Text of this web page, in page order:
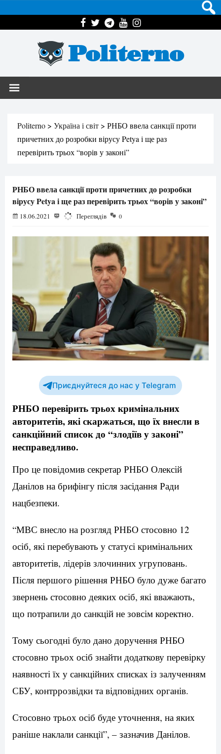
Politerno
Politerno > Україна і світ > РНБО ввела санкції проти
причетних до розробки вірусу Petya і ще раз
перевірить трьох “ворів у законі”
РНБО ввела санкції проти причетних до розробки
вірусу Petya і ще раз перевірить трьох “ворів у законі”
18.06.2021 1012 Переглядів 0
Приєднуйтеся до нас у Telegram
РНБО перевірить трьох кримінальних
авторитетів, які скаржаться, що їх внесли в
санкційний список до “злодіїв у законі”
несправедливо.
Про це повідомив секретар РНБО Олексій
Данілов на брифінгу після засідання Ради
нацбезпеки.
“МВС внесло на розгляд РНБО стосовно 12
осіб, які перебувають у статусі кримінальних
авторитетів, лідерів злочинних угруповань.
Після першого рішення РНБО було дуже багато
звернень стосовно деяких осіб, які вважають,
що потрапили до санкцій не зовсім коректно.
Тому сьогодні було дано доручення РНБО
стосовно трьох осіб знайти додаткову перевірку
наявності їх у санкційних списках із залученням
СБУ, контррозвідки та відповідних органів.
Стосовно трьох осіб буде уточнення, на яких
раніше наклали санкції”, – зазначив Данілов.